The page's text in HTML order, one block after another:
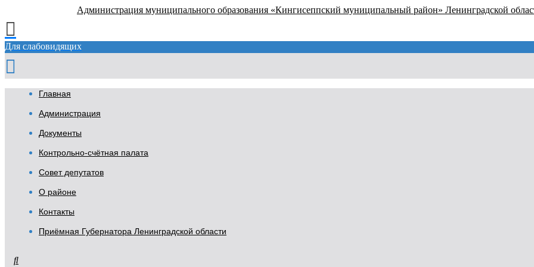
Администрация муниципального образования «Кингисеппский муниципальный район» Ленинградской
Для слабовидящих
Главная
Администрация
Документы
Контрольно-счётная палата
Совет депутатов
О районе
Контакты
Приёмная Губернатора Ленинградской области